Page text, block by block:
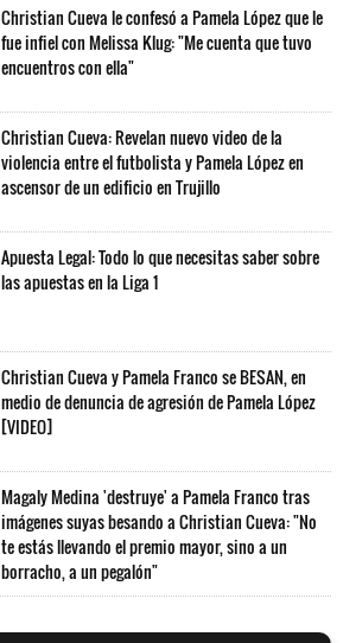
Christian Cueva le confesó a Pamela López que le
fue infiel con Melissa Klug: "Me cuenta que tuvo
encuentros con ella"
Christian Cueva: Revelan nuevo video de la
violencia entre el futbolista y Pamela López en
ascensor de un edificio en Trujillo
Apuesta Legal: Todo lo que necesitas saber sobre
las apuestas en la Liga 1
Christian Cueva y Pamela Franco se BESAN, en
medio de denuncia de agresión de Pamela López
[VIDEO]
Magaly Medina 'destruye' a Pamela Franco tras
imágenes suyas besando a Christian Cueva: "No
te estás llevando el premio mayor, sino a un
borracho, a un pegalón"